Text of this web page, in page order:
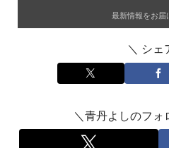
最新情報をお届
＼ シェ
＼青丹よしのフォ